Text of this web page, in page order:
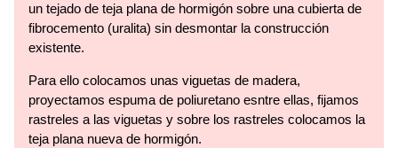
un tejado de teja plana de hormigón sobre una cubierta de
fibrocemento (uralita) sin desmontar la construcción
existente.
Para ello colocamos unas viguetas de madera,
proyectamos espuma de poliuretano esntre ellas, fijamos
rastreles a las viguetas y sobre los rastreles colocamos la
teja plana nueva de hormigón.